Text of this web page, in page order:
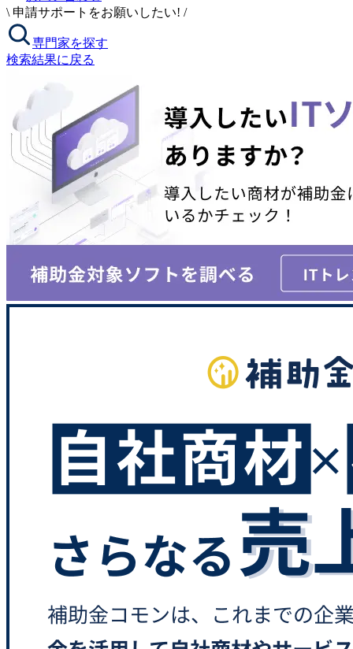
\ 申請サポートをお願いしたい! /
専門家を探す
検索結果に戻る